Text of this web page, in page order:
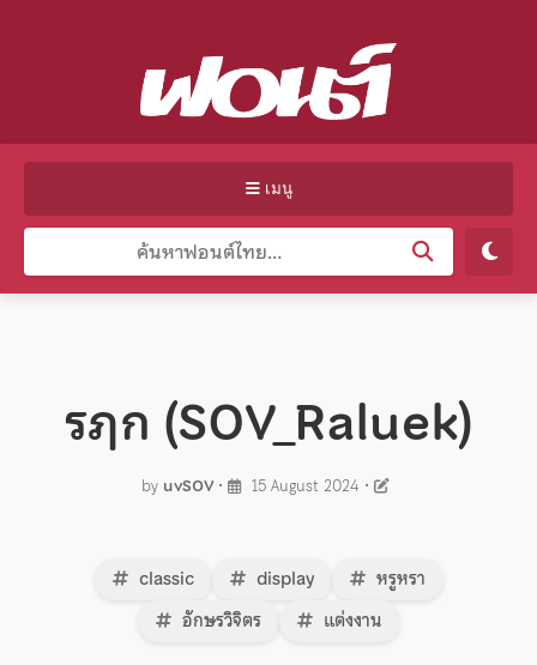
เมนู
รฦก (SOV_Raluek)
by uvSOV • 15 August 2024 •
classic display
หรูหรา
อักษรวิจิตร
แต่งงาน